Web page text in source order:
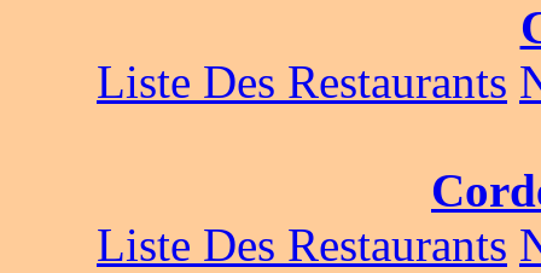
Liste Des Restaurants
Liste Des Restaurants